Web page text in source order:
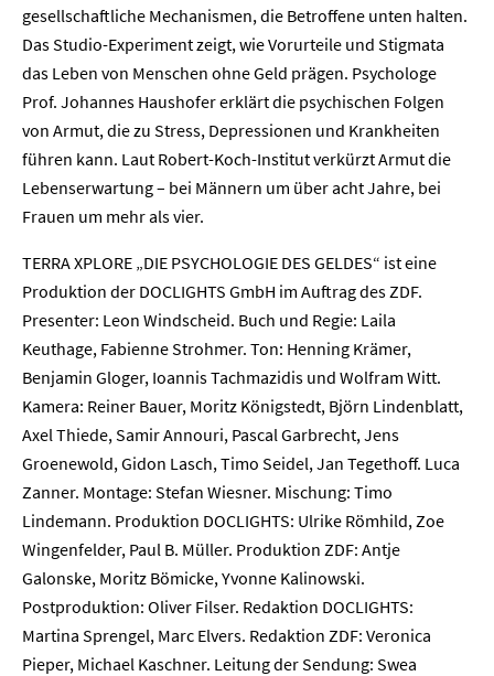
gesellschaftliche Mechanismen, die Betroffene unten halten.
Das Studio-Experiment zeigt, wie Vorurteile und Stigmata
das Leben von Menschen ohne Geld prägen. Psychologe
Prof. Johannes Haushofer erklärt die psychischen Folgen
von Armut, die zu Stress, Depressionen und Krankheiten
führen kann. Laut Robert-Koch-Institut verkürzt Armut die
Lebenserwartung – bei Männern um über acht Jahre, bei
Frauen um mehr als vier.
TERRA XPLORE „DIE PSYCHOLOGIE DES GELDES“ ist eine
Produktion der DOCLIGHTS GmbH im Auftrag des ZDF.
Presenter: Leon Windscheid. Buch und Regie: Laila
Keuthage, Fabienne Strohmer. Ton: Henning Krämer,
Benjamin Gloger, Ioannis Tachmazidis und Wolfram Witt.
Kamera: Reiner Bauer, Moritz Königstedt, Björn Lindenblatt,
Axel Thiede, Samir Annouri, Pascal Garbrecht, Jens
Groenewold, Gidon Lasch, Timo Seidel, Jan Tegethoff. Luca
Zanner. Montage: Stefan Wiesner. Mischung: Timo
Lindemann. Produktion DOCLIGHTS: Ulrike Römhild, Zoe
Wingenfelder, Paul B. Müller. Produktion ZDF: Antje
Galonske, Moritz Bömicke, Yvonne Kalinowski.
Postproduktion: Oliver Filser. Redaktion DOCLIGHTS:
Martina Sprengel, Marc Elvers. Redaktion ZDF: Veronica
Pieper, Michael Kaschner. Leitung der Sendung: Swea
Home
Unternehmen
Presse
Karriere
Kontakt
Newsletter Datenschutz Impressum